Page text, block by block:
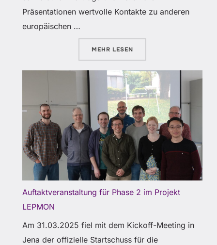
Präsentationen wertvolle Kontakte zu anderen
europäischen …
MEHR ÜBER „LEPMON AUF DER
LESEN
Auftaktveranstaltung für Phase 2 im Projekt
LEPMON
Am 31.03.2025 fiel mit dem Kickoff-Meeting in
Jena der offizielle Startschuss für die